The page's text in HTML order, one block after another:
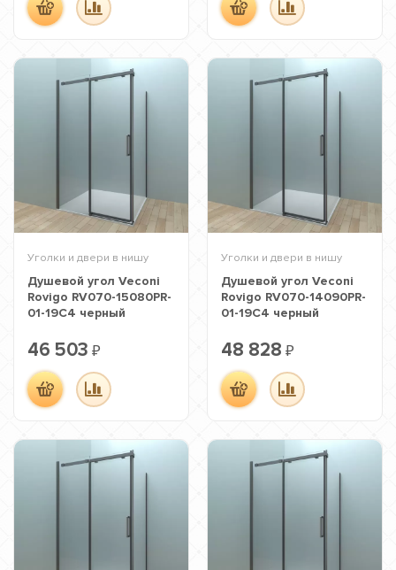
Уголки и двери в нишу
Душевой угол Veconi
Rovigo RV070-15080PR-
01-19C4 черный
46 503 ₽
Уголки и двери в нишу
Душевой угол Veconi
Rovigo RV070-14090PR-
01-19C4 черный
48 828 ₽